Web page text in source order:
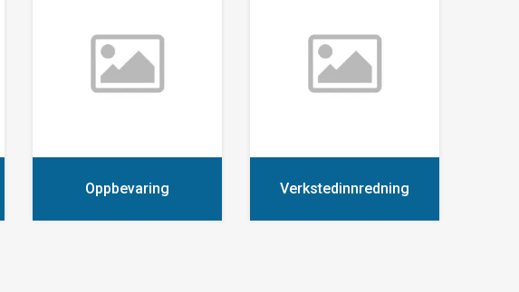
Oppbevaring Verkstedinnredning